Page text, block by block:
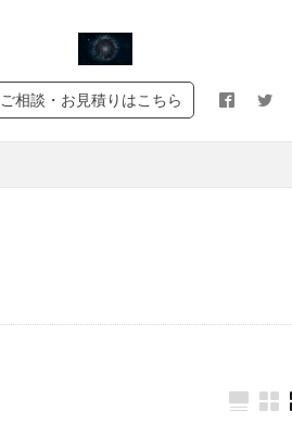
相談・お見積りはこちら
給気口
換気量 換気設備 換気扇
常時換気 天井扇 レンジフード
対策 黄砂